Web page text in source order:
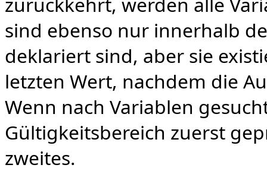
sind ebenso nur innerhalb
deklariert sind, aber sie
letzten Wert, nachdem die
Wenn nach Variablen
Gültigkeitsbereich zuerst
zweites.